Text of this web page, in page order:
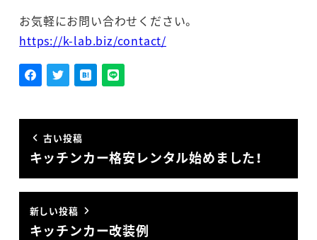
お気軽にお問い合わせください。
https://k-lab.biz/contact/
古い投稿
キッチンカー格安レンタル始めました！
新しい投稿
キッチンカー改装例